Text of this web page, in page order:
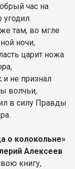
час на
угодил.
там, во мгле
ночи,
царит ножа
и не признал
волчьи,
в силу Правды
о колокольне»
Алексеев
книгу,